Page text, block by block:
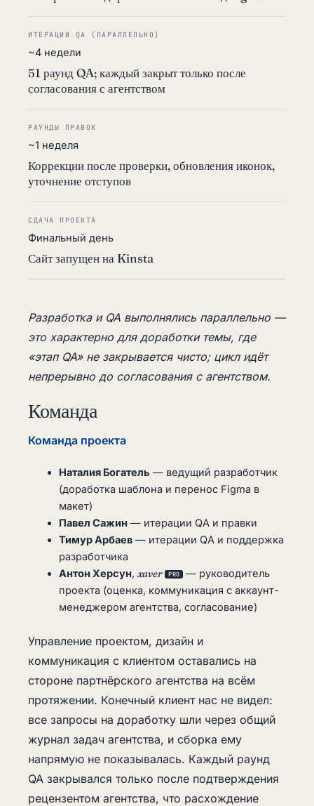
ИТЕРАЦИИ QA (ПАРАЛЛЕЛЬНО)
~4 недели
51 раунд QA; каждый закрыт только после
согласования с агентством
РАУНДЫ ПРАВОК
~1 неделя
Коррекции после проверки, обновления иконок,
уточнение отступов
СДАЧА ПРОЕКТА
Финальный день
Сайт запущен на Kinsta
Разработка и QA выполнялись параллельно —
это характерно для доработки темы, где
«этап QA» не закрывается чисто; цикл идёт
непрерывно до согласования с агентством.
Команда
Команда проекта
Наталия Богатель — ведущий разработчик
(доработка шаблона и перенос Figma в
макет)
Павел Сажин— итерации QA и правки
Тимур Арбаев— итерации QA и поддержка
разработчика
Антон Херсун, xaver PRO
— руководитель
проекта (оценка, коммуникация с аккаунт-
менеджером агентства, согласование)
Управление проектом, дизайн и
коммуникация с клиентом оставались на
стороне партнёрского агентства на всём
протяжении. Конечный клиент нас не видел:
все запросы на доработку шли через общий
журнал задач агентства, и сборка ему
напрямую не показывалась. Каждый раунд
QA закрывался только после подтверждения
рецензентом агентства, что расхождение